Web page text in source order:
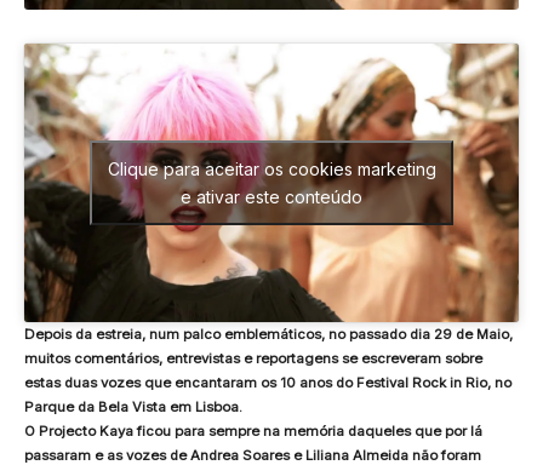
Clique para aceitar os cookies marketing
e ativar este conteúdo
Depois da estreia, num palco emblemáticos, no passado dia 29 de Maio,
muitos comentários, entrevistas e reportagens se escreveram sobre
estas duas vozes que encantaram os 10 anos do Festival Rock in Rio, no
Parque da Bela Vista em Lisboa.
O Projecto Kaya ficou para sempre na memória daqueles que por lá
passaram e as vozes de Andrea Soares e Liliana Almeida não foram